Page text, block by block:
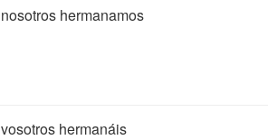
nosotros hermanamos
vosotros hermanáis